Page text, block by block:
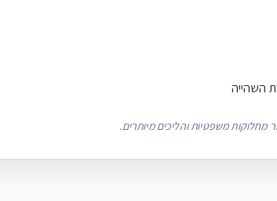
השהייה
מחלוקות משפטיות והליכים מיותרים.